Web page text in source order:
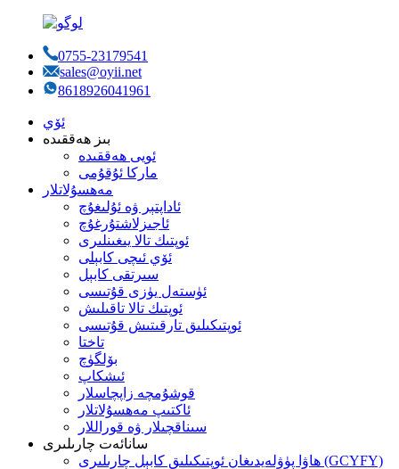
0755-23179541
sales@oyii.net
8618926041961
ئۆي
بىز ھەققىدە
ئويى ھەققىدە
ماركا ئۇقۇمى
مەھسۇلاتلار
ئاداپتېر ۋە ئۇلىغۇچ
ئاجىزلاشتۇرغۇچ
ئوپتىك تالا يىغىنلىرى
ئۆي ئىچى كابېلى
سىرتقى كابېل
ئۈستەل يۈزى قۇتىسى
ئوپتىك تالا تاقىلىش
ئوپتىكىلىق تارقىتىش قۇتىسى
تاختا
بۆلگۈچ
ئىشكاپ
قوشۇمچە زاپچاسلار
ئاكتىپ مەھسۇلاتلار
سىناقچىلار ۋە قوراللار
سانائەت چارىلىرى
ھاۋا پۈۋلەيدىغان ئوپتىكىلىق كابېل چارىلىرى (GCYFY)